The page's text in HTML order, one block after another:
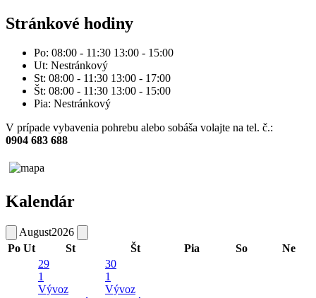
Stránkové hodiny
Po: 08:00 - 11:30 13:00 - 15:00
Ut: Nestránkový
St: 08:00 - 11:30 13:00 - 17:00
Št: 08:00 - 11:30 13:00 - 15:00
Pia: Nestránkový
V prípade vybavenia pohrebu alebo sobáša volajte na tel. č.:
0904 683 688
Kalendár
August2026
Po Ut St Št Pia So Ne
29
1
Vývoz
30
1
Vývoz